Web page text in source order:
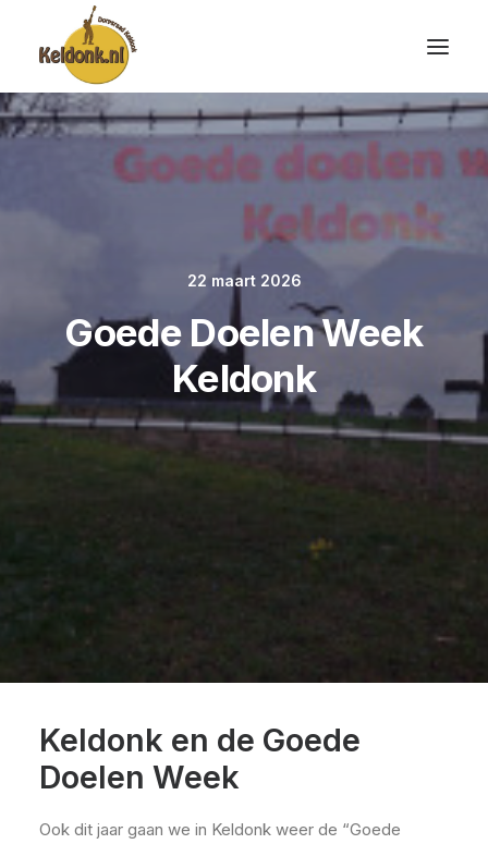
22 maart 2026
Goede Doelen Week
Keldonk
Keldonk en de Goede
Doelen Week
Ook dit jaar gaan we in Keldonk weer de “Goede